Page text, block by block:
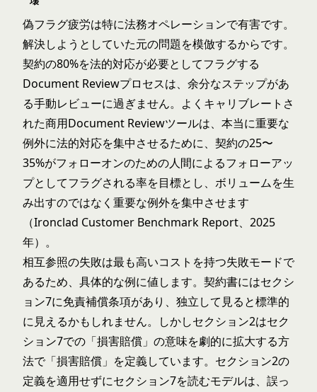
偽フラグ疲労は特に法務オペレーションで有害です。
解決しようとしていた元の問題を模倣するからです。
契約の80%を法的対応が必要としてフラグする
Document Reviewプロセスは、余分なステップがあ
る手動レビューに過ぎません。よくキャリブレートさ
れた商用Document Reviewツールは、本当に重要な
例外に法的対応を集中させるために、契約の25〜
35%がフォローオンのための人間によるフォローアッ
プとしてフラグされる率を目標とし、ボリュームを生
み出すのではなく重要な例外を集中させます
（Ironclad Customer Benchmark Report、2025
年）。
相互参照の失敗は最も高いコストを持つ失敗モードで
あるため、具体的な例に値します。契約書にはセクシ
ョン7に免責補償条項があり、独立して見ると標準的
に見えるかもしれません。しかしセクション2はセク
ション7での「損害賠償」の意味を劇的に拡大する方
法で「損害賠償」を定義しています。セクション2の
定義を適用せずにセクション7を読むモデルは、誤っ